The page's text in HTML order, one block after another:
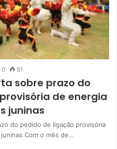
0 51
sobre prazo do
de energia
juninas
do pedido de ligação provisória
Com o mês de…